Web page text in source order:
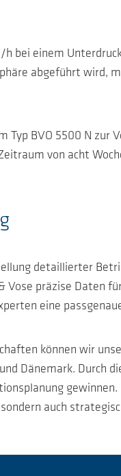
bei einem
abgeführt wird,
BVO 5500 N
von acht
detaillierter
präzise Daten
eine
können wir
Dänemark.
gewinnen.
auch